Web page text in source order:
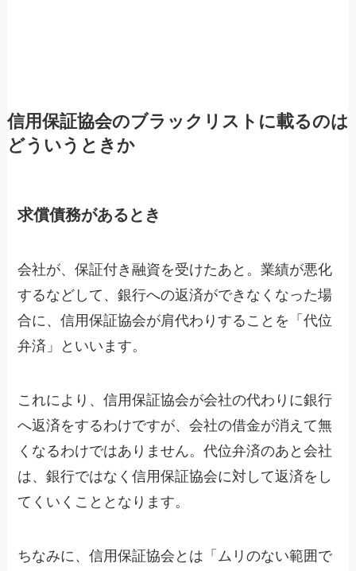
信用保証協会のブラックリストに載るのは
どういうときか
求償債務があるとき
会社が、保証付き融資を受けたあと。業績が悪化
するなどして、銀行への返済ができなくなった場
合に、信用保証協会が肩代わりすることを「代位
弁済」といいます。
これにより、信用保証協会が会社の代わりに銀行
へ返済をするわけですが、会社の借金が消えて無
くなるわけではありません。代位弁済のあと会社
は、銀行ではなく信用保証協会に対して返済をし
てくいくこととなります。
ちなみに、信用保証協会とは「ムリのない範囲で